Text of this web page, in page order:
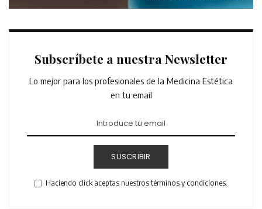
Subscríbete a nuestra Newsletter
Lo mejor para los profesionales de la Medicina Estética
en tu email
SUSCRIBIR
Haciendo click aceptas nuestros términos y condiciones.